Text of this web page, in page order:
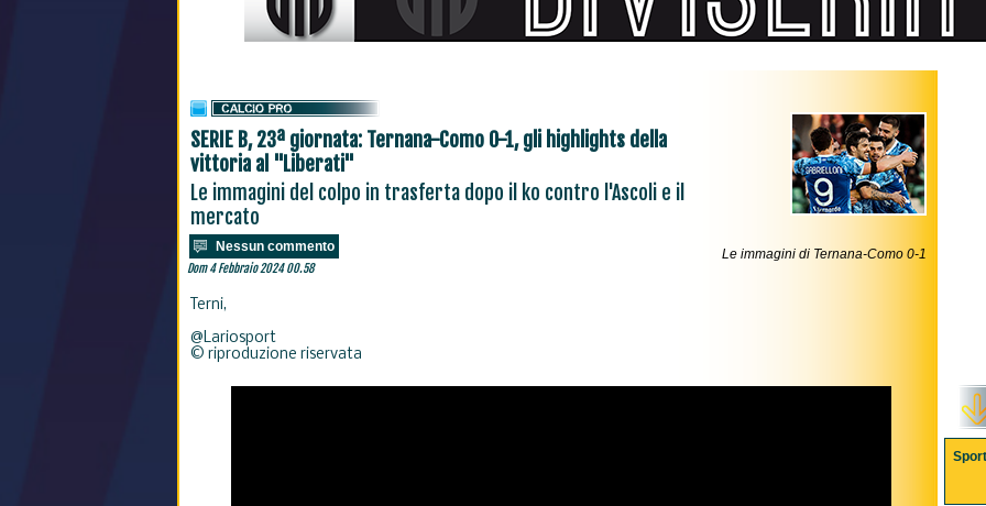
SERIE B, 23ª giornata: Ternana-Como 0-1, gli highlights della
vittoria al "Liberati"
Le immagini del colpo in trasferta dopo il ko contro l'Ascoli e il
mercato
Nessun commento
Dom 4 Febbraio 2024 00.58
Le immagini di Ternana-Como 0-1
Terni,
@Lariosport
© riproduzione riservata
Sport